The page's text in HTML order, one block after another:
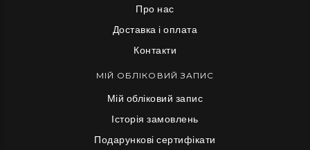
Про нас
Доставка і оплата
Контакти
МІЙ ОБЛІКОВИЙ ЗАПИС
Мій обліковий запис
Історія замовлень
Подарункові сертифікати